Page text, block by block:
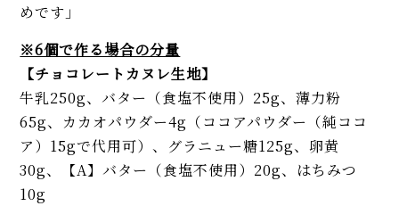
めです」
※6個で作る場合の分量
【チョコレートカヌレ生地】
牛乳250g、バター（食塩不使用）25g、薄力粉
65g、カカオパウダー4g（ココアパウダー（純ココ
ア）15gで代用可）、グラニュー糖125g、卵黄
30g、【A】バター（食塩不使用）20g、はちみつ
10g